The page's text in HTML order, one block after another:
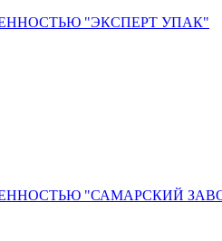
"ЭКСПЕРТ УПАК"
"САМАРСКИЙ